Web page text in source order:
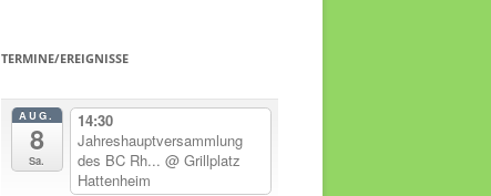
TERMINE/EREIGNISSE
AUG.
8
Sa.
14:30
Jahreshauptversammlung
des BC Rh... @ Grillplatz
Hattenheim